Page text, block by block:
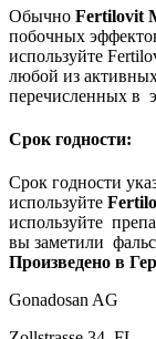
Обычно Fertilovit
побочных
используйте
любой из
перечисленных в
Срок годности:
Срок годности
используйте
используйте
вы заметили
Произведено в
Gonadosan AG